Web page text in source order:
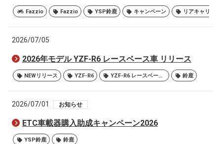
Fazzio Fazzio YSP鈴鹿 キャンペーン
2026/07/05
2026年モデル YZF-R6 レースベース車 リリース
NEWリリース YZF-R6 YZF-R6 レースベース車 鈴鹿
2026/07/01 お知らせ
ETC車載器購入助成キャンペーン2026
YSP鈴鹿 鈴鹿